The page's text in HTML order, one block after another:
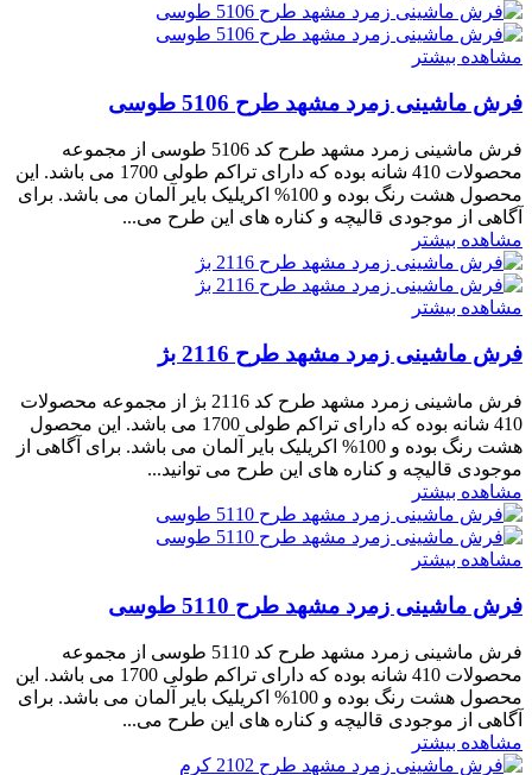
مشاهده بیشتر
فرش ماشینی زمرد مشهد طرح 5106 طوسی
فرش ماشینی زمرد مشهد طرح کد 5106 طوسی از مجموعه
محصولات 410 شانه بوده که دارای تراکم طولی 1700 می باشد. این
محصول هشت رنگ بوده و 100% اکریلیک بایر آلمان می باشد. برای
آگاهی از موجودی قالیچه و کناره های این طرح می...
مشاهده بیشتر
مشاهده بیشتر
فرش ماشینی زمرد مشهد طرح 2116 بژ
فرش ماشینی زمرد مشهد طرح کد 2116 بژ از مجموعه محصولات
410 شانه بوده که دارای تراکم طولی 1700 می باشد. این محصول
هشت رنگ بوده و 100% اکریلیک بایر آلمان می باشد. برای آگاهی از
موجودی قالیچه و کناره های این طرح می توانید...
مشاهده بیشتر
مشاهده بیشتر
فرش ماشینی زمرد مشهد طرح 5110 طوسی
فرش ماشینی زمرد مشهد طرح کد 5110 طوسی از مجموعه
محصولات 410 شانه بوده که دارای تراکم طولی 1700 می باشد. این
محصول هشت رنگ بوده و 100% اکریلیک بایر آلمان می باشد. برای
آگاهی از موجودی قالیچه و کناره های این طرح می...
مشاهده بیشتر